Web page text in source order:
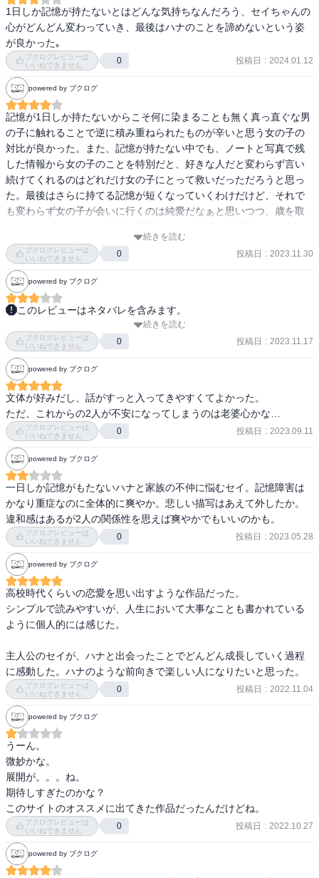
1日しか記憶が持たないとはどんな気持ちなんだろう、セイちゃんの
心がどんどん変わっていき、最後はハナのことを諦めないという姿
ブクログレビューは
いいねできません
0 投稿日 : 2024.01.12
powered by ブクログ
記憶が1日しか持たないからこそ何に染まることも無く真っ直ぐな男
の子に触れることで逆に積み重ねられたものが辛いと思う女の子の
対比が良かった。また、記憶が持たない中でも、ノートと写真で残
した情報から女の子のことを特別だと、好きな人だと変わらず言い
続けてくれるのはどれだけ女の子にとって救いだっただろうと思っ
た。最後はさらに持てる記憶が短くなっていくわけだけど、それで
も変わらず女の子が会いに行くのは純愛だなぁと思いつつ、歳を取
関係は結局長くは続かないんだろうなあと思ってしまった。
続きを読む
ブクログレビューは
いいねできません
0 投稿日 : 2023.11.30
powered by ブクログ
このレビューはネタバレを含みます。
倉沢星。市立南高校一年。
ハナ
芳野葩。記憶が一日しかもたない。セイの一学年上。
三浦
セイのクラスメイト。
芳野葉
ハナの兄。
続きを読む
ブクログレビューは
いいねできません
0 投稿日 : 2023.11.17
powered by ブクログ
文体が好みだし、話がすっと入ってきやすくてよかった。
ただ、これからの2人が不安になってしまうのは老婆心かな…
ブクログレビューは
いいねできません
0 投稿日 : 2023.09.11
powered by ブクログ
一日しか記憶がもたないハナと家族の不仲に悩むセイ。記憶障害は
かなり重症なのに全体的に爽やか。悲しい描写はあえて外したか。
違和感はあるが2人の関係性を思えば爽やかでもいいのかも。
ブクログレビューは
いいねできません
0 投稿日 : 2023.05.28
powered by ブクログ
高校時代くらいの恋愛を思い出すような作品だった。
シンプルで読みやすいが、人生において大事なことも書かれている
ように個人的には感じた。
主人公のセイが、ハナと出会ったことでどんどん成長していく過程
に感動した。ハナのような前向きで楽しい人になりたいと思った。
ブクログレビューは
いいねできません
0 投稿日 : 2022.11.04
powered by ブクログ
うーん。
微妙かな。
展開が。。。ね。
期待しすぎたのかな？
このサイトのオススメに出てきた作品だったんだけどね。
ブクログレビューは
いいねできません
0 投稿日 : 2022.10.27
powered by ブクログ